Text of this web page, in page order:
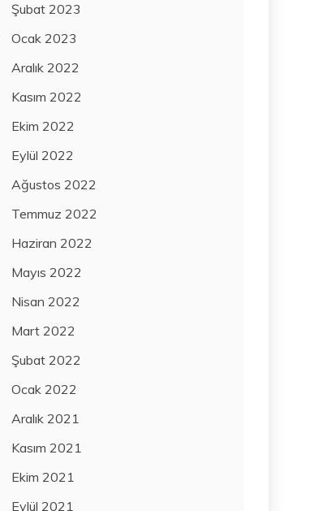
Şubat 2023
Ocak 2023
Aralık 2022
Kasım 2022
Ekim 2022
Eylül 2022
Ağustos 2022
Temmuz 2022
Haziran 2022
Mayıs 2022
Nisan 2022
Mart 2022
Şubat 2022
Ocak 2022
Aralık 2021
Kasım 2021
Ekim 2021
Eylül 2021